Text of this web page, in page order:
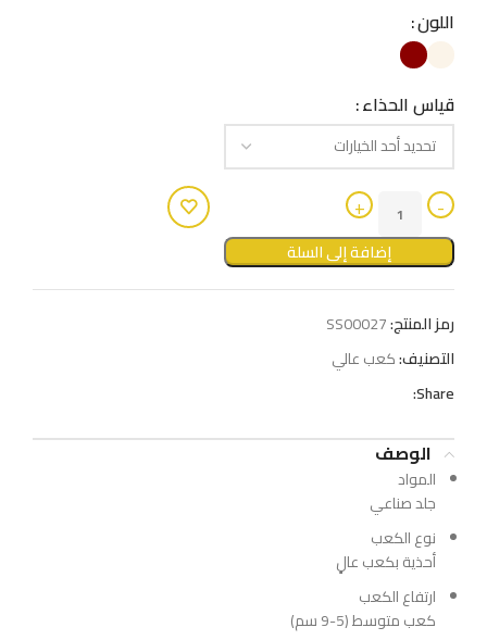
اللون
قياس الحذاء
إضافة إلى السلة
رمز المنتج:SS00027
التصنيف:كعب عالي
Share:
الوصف
المواد
جلد صناعي
نوع الكعب
أحذية بكعب عالٍ
ارتفاع الكعب
كعب متوسط ​​(5-9 سم)